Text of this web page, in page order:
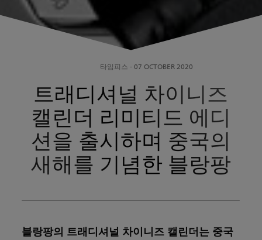
타임피스 - 07 OCTOBER 2020
트래디셔널 차이니즈
캘린더 리미티드 에디
션을 출시하며 중국의
새해를 기념한 블랑팡
블랑팡의 트래디셔널 차이니즈 캘린더는 중국